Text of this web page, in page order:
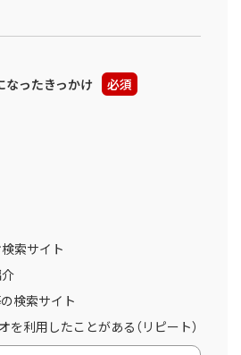
なったきっかけ
必須
索サイト
検索サイト
利用したことがある（リピート）